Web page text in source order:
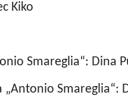
Kiko
Smareglia“: Dina
Smareglia“: